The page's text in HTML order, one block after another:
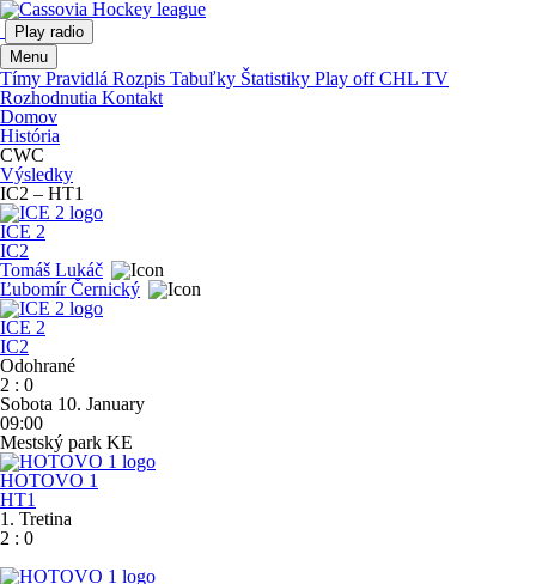
Play radio
Menu
Tímy Pravidlá Rozpis Tabuľky Štatistiky Play offCHL TV
Rozhodnutia Kontakt
Domov
História
CWC
Výsledky
IC2 – HT1
ICE 2
IC2
Tomáš Lukáč
Ľubomír Černický
ICE 2
IC2
Odohrané
2 : 0
Sobota 10. January
09:00
Mestský park KE
HOTOVO 1
HT1
1. Tretina
2 : 0